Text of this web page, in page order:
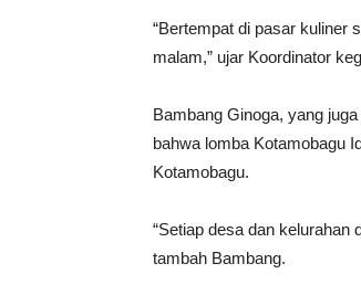
“Bertempat di pasar kuliner
malam,” ujar Koordinator
Bambang Ginoga, yang
bahwa lomba Kotamobagu
Kotamobagu.
“Setiap desa dan kelurahan
tambah Bambang.